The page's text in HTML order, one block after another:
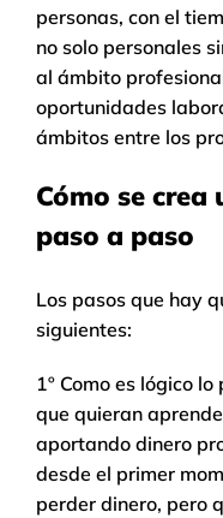
personas, con el
no solo personales
al ámbito
oportunidades
ámbitos entre los
Cómo se crea
paso a paso
Los pasos que hay
siguientes:
1º Como es lógico
que quieran
aportando dinero
desde el primer
perder dinero, pero